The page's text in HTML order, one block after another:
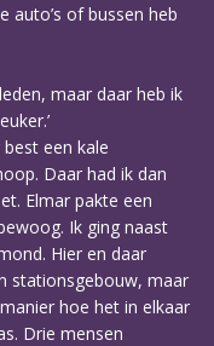
auto’s of bussen heb
maar daar heb ik
een kale
Daar had ik dan
Elmar pakte een
Ik ging naast
Hier en daar
stationsgebouw, maar
hoe het in elkaar
Drie mensen